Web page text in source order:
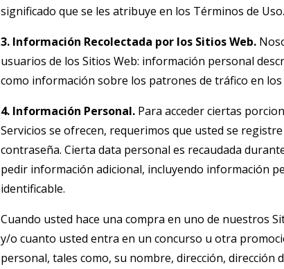
significado que se les atribuye en los Términos de Uso.
3. Información Recolectada por los Sitios Web.
usuarios de los Sitios Web: información personal
como información sobre los patrones de tráfico en los
4. Información Personal.Para acceder ciertas
Servicios se ofrecen, requerimos que usted se
contraseña. Cierta data personal es recaudada
pedir información adicional, incluyendo información
identificable.
Cuando usted hace una compra en uno de nuestros
y/o cuanto usted entra en un concurso u otra
personal, tales como, su nombre, dirección,